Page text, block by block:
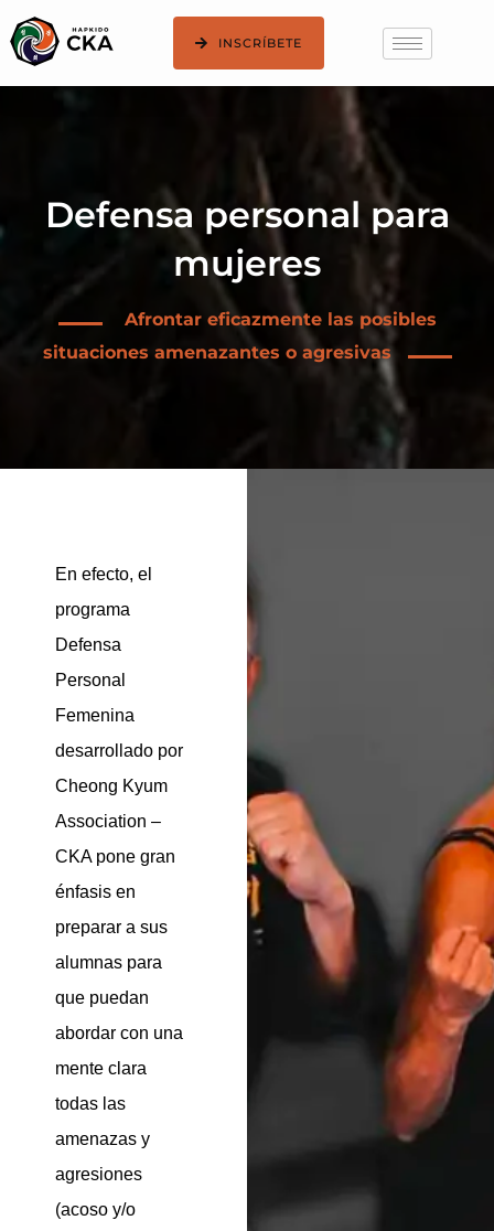
INSCRÍBETE
Defensa personal para
mujeres
Afrontar eficazmente las posibles
situaciones amenazantes o agresivas
En efecto, el
programa
Defensa
Personal
Femenina
desarrollado por
Cheong Kyum
Association –
CKA pone gran
énfasis en
preparar a sus
alumnas para
que puedan
abordar con una
mente clara
todas las
amenazas y
agresiones
(acoso y/o